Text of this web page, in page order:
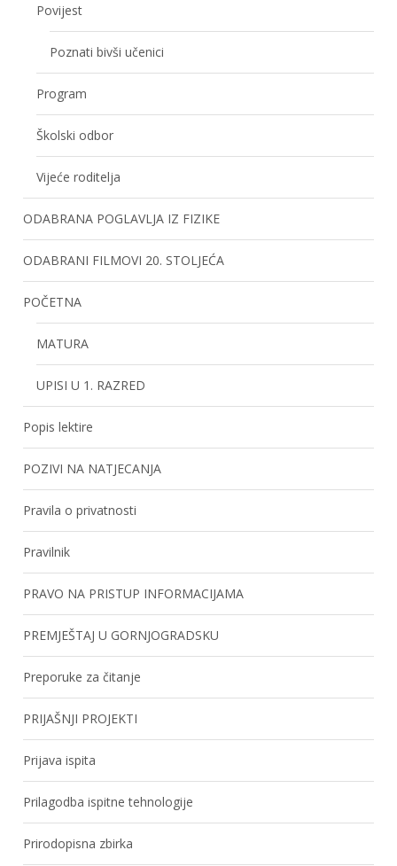
Povijest
Poznati bivši učenici
Program
Školski odbor
Vijeće roditelja
ODABRANA POGLAVLJA IZ FIZIKE
ODABRANI FILMOVI 20. STOLJEĆA
POČETNA
MATURA
UPISI U 1. RAZRED
Popis lektire
POZIVI NA NATJECANJA
Pravila o privatnosti
Pravilnik
PRAVO NA PRISTUP INFORMACIJAMA
PREMJEŠTAJ U GORNJOGRADSKU
Preporuke za čitanje
PRIJAŠNJI PROJEKTI
Prijava ispita
Prilagodba ispitne tehnologije
Prirodopisna zbirka